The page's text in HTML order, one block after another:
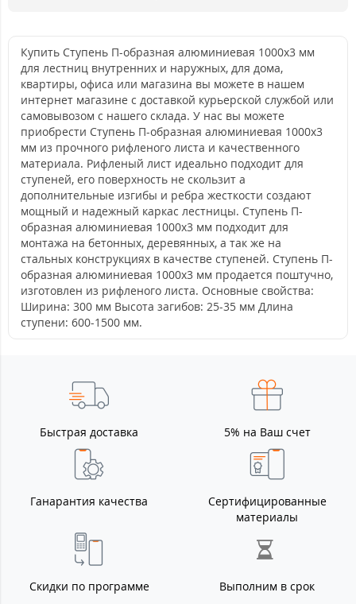
Купить Ступень П-образная алюминиевая 1000x3 мм
для лестниц внутренних и наружных, для дома,
квартиры, офиса или магазина вы можете в нашем
интернет магазине с доставкой курьерской службой или
самовывозом с нашего склада. У нас вы можете
приобрести Ступень П-образная алюминиевая 1000x3
мм из прочного рифленого листа и качественного
материала. Рифленый лист идеально подходит для
ступеней, его поверхность не скользит а
дополнительные изгибы и ребра жесткости создают
мощный и надежный каркас лестницы. Ступень П-
образная алюминиевая 1000x3 мм подходит для
монтажа на бетонных, деревянных, а так же на
стальных конструкциях в качестве ступеней. Ступень П-
образная алюминиевая 1000x3 мм продается поштучно,
изготовлен из рифленого листа. Основные свойства:
Ширина: 300 мм Высота загибов: 25-35 мм Длина
ступени: 600-1500 мм.
Быстрая доставка 5% на Ваш счет
Ганарантия качества
Сертифицированные
материалы
Скидки по программе Выполним в срок